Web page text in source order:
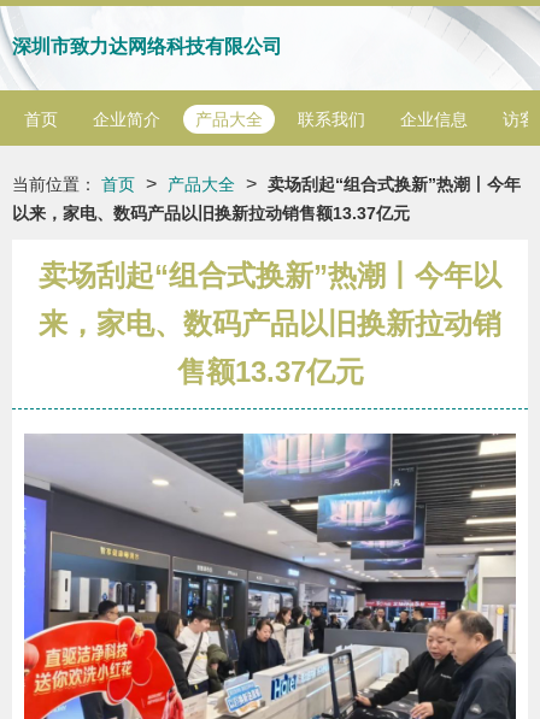
深圳市致力达网络科技有限公司
首页 企业简介 产品大全 联系我们 企业信息 访客
当前位置： 首页 > 产品大全 > 卖场刮起“组合式换新”热潮丨今年
以来，家电、数码产品以旧换新拉动销售额13.37亿元
卖场刮起“组合式换新”热潮丨今年以
来，家电、数码产品以旧换新拉动销
售额13.37亿元